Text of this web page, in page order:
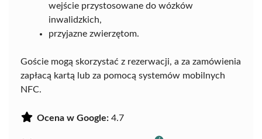
wejście przystosowane do wózków
inwalidzkich,
przyjazne zwierzętom.
Goście mogą skorzystać z rezerwacji, a za zamówienia
zapłacą kartą lub za pomocą systemów mobilnych
NFC.
Ocena w Google: 4.7